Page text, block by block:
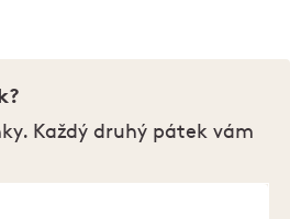
Každý druhý pátek vám